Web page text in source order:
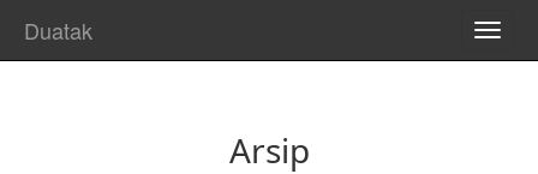
Duatak
Arsip